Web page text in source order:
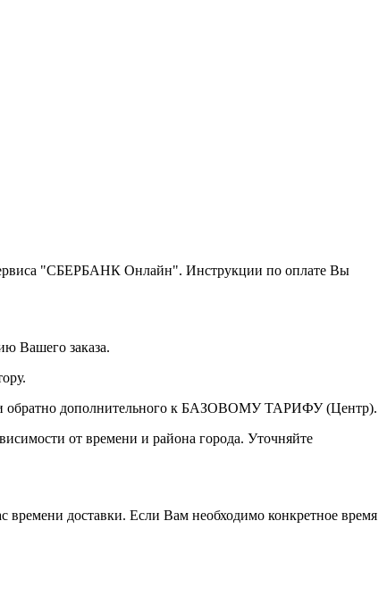
сервиса "СБЕРБАНК Онлайн". Инструкции по оплате Вы
Вашего заказа.
и обратно дополнительного к БАЗОВОМУ ТАРИФУ (Центр).
от времени и района города. Уточняйте
времени доставки. Если Вам необходимо конкретное время